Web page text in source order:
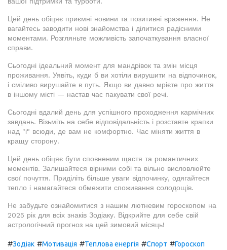
Цей день обіцяє приємні новини та позитивні враження. Не
вагайтесь заводити нові знайомства і ділитися радісними
моментами. Розгляньте можливість започаткування власної
справи.
Сьогодні ідеальний момент для мандрівок та змін місця
проживання. Уявіть, куди б ви хотіли вирушити на відпочинок,
і сміливо вирушайте в путь. Якщо ви давно мрієте про життя
в іншому місті — настав час пакувати свої речі.
Сьогодні вдалий день для успішного проходження кармічних
завдань. Візьміть на себе відповідальність і розставте крапки
над "і" всюди, де вам не комфортно. Час міняти життя в
кращу сторону.
Цей день обіцяє бути сповненим щастя та романтичних
моментів. Залишайтеся вірними собі та вільно висловлюйте
свої почуття. Приділіть більше уваги відпочинку, одягайтеся
тепло і намагайтеся обмежити споживання солодощів.
Не забудьте ознайомитися з нашим лютневим гороскопом на
2025 рік для всіх знаків Зодіаку. Відкрийте для себе свій
астрологічний прогноз на цей зимовий місяць!
#Зодіак #Мотивація #Теплова енергія #Спорт #Гороскоп